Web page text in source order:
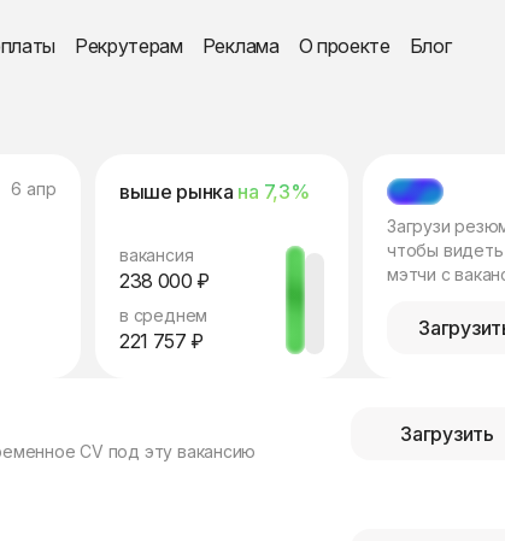
Рекрутерам Реклама О проекте Блог
6 апр выше рынка на 7,3%
вакансия
238 000 ₽
в среднем
221 757 ₽
МЭТЧ
Загрузи
чтобы видеть
мэтчи с
CV под эту вакансию
Загрузить